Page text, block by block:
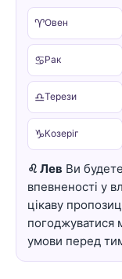
♈Овен
♋Рак
♎Терези
♑Козеріг
♌ Лев Ви
впевненості у
цікаву
погоджуватися
умови перед